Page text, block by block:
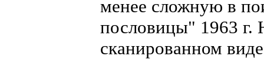
менее сложную в
пословицы" 1963 г.
сканированном